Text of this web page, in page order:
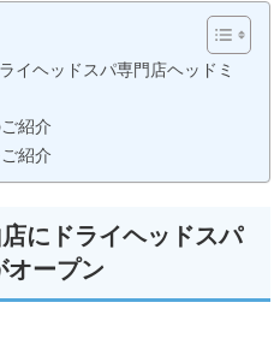
イヘッドスパ専門店ヘッドミ
紹介
紹介
にドライヘッドスパ
オープン